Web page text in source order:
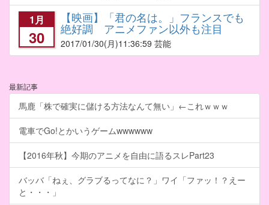
1月
30
【映画】「君の名は。」フランスでも
絶好調 アニメファン以外も注目
2017/01/30(月)11:36:59 芸能
最新記事
馬鹿「株で確実に儲ける方法なんて無い」←これｗｗｗ
電車でGo!とかいうゲームwwwwww
【2016年秋】今期のアニメを自由に語るスレPart23
バッバ「ねぇ、グラブるってなに？」ワイ「ファッ！？えー
と・・・」